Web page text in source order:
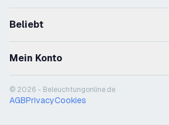
Beliebt
Mein Konto
© 2026 - Beleuchtungonline.de
AGBPrivacyCookies